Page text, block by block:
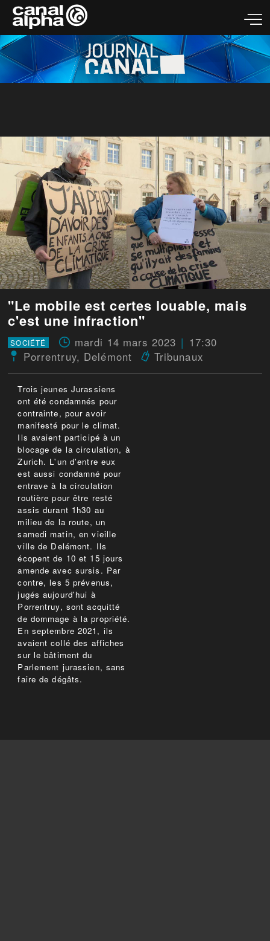
"Le mobile est certes louable, mais
c'est une infraction"
SOCIÉTÉ mardi 14 mars 2023
17:30
Porrentruy, Delémont Tribunaux
Trois jeunes Jurassiens
ont été condamnés pour
contrainte, pour avoir
manifesté pour le climat.
Ils avaient participé à un
blocage de la circulation, à
Zurich. L'un d'entre eux
est aussi condamné pour
entrave à la circulation
routière pour être resté
assis durant 1h30 au
milieu de la route, un
samedi matin, en vieille
ville de Delémont. Ils
écopent de 10 et 15 jours
amende avec sursis. Par
contre, les 5 prévenus,
jugés aujourd'hui à
Porrentruy, sont acquitté
de dommage à la propriété.
En septembre 2021, ils
avaient collé des affiches
sur le bâtiment du
Parlement jurassien, sans
faire de dégâts.